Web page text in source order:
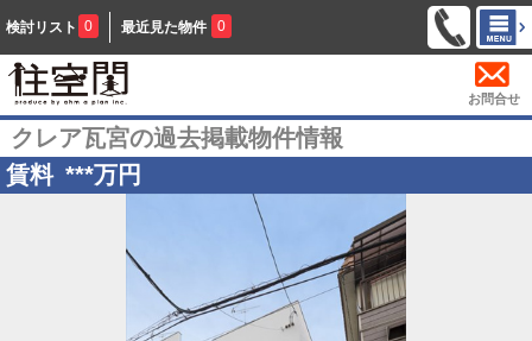
検討リスト 0 最近見た物件 0
お問合せ
クレア瓦宮の過去掲載物件情報
賃料 ***万円